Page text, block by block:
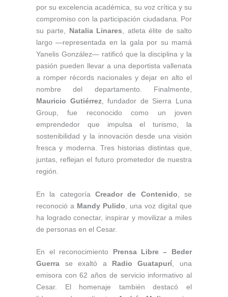
por su excelencia académica, su voz crítica y su
compromiso con la participación ciudadana. Por
su parte, Natalia Linares , atleta élite de salto
largo —representada en la gala por su mamá
Yanelis González— ratificó que la disciplina y la
pasión pueden llevar a una deportista vallenata
a romper récords nacionales y dejar en alto el
nombre del departamento. Finalmente,
Mauricio Gutiérrez, fundador de Sierra Luna
Group, fue reconocido como un joven
emprendedor que impulsa el turismo, la
sostenibilidad y la innovación desde una visión
fresca y moderna. Tres historias distintas que,
juntas, reflejan el futuro prometedor de nuestra
región.
En la categoría Creador de Contenido , se
reconoció a Mandy Pulido , una voz digital que
ha logrado conectar, inspirar y movilizar a miles
de personas en el Cesar.
En el reconocimiento
Prensa Libre – Beder
Guerra se exaltó a Radio Guatapurí, una
emisora con 62 años de servicio informativo al
Cesar. El homenaje también destacó el